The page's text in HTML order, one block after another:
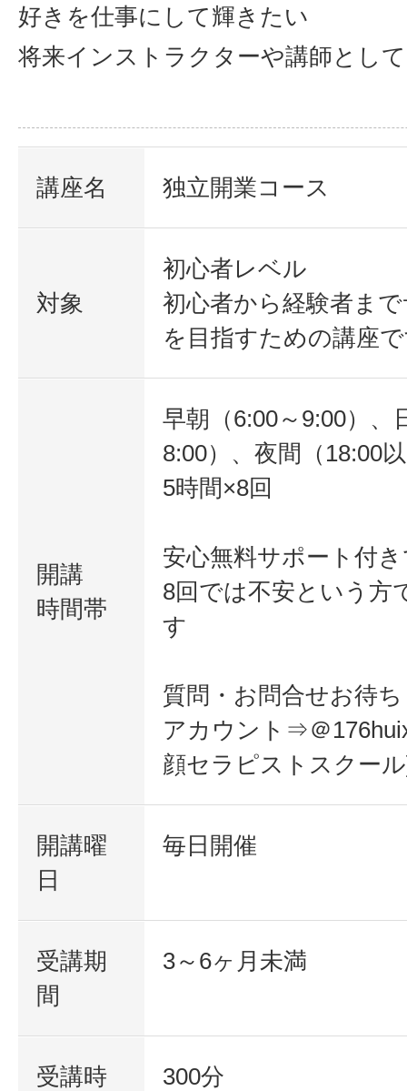
好きを仕事にして輝きたい
将来インストラクターや講師とし
講座名 独立開業コース
対象
初心者レベル
初心者から経験者ま
を目指すための講座
開講
時間帯
早朝（6:00～9:00）、
8:00）、夜間（18:00
5時間×8回
安心無料サポート付
8回では不安という方
す
質問・お問合せお待
アカウント⇒＠
顔セラピストスクー
開講曜
日
毎日開催
受講期
間
3～6ヶ月未満
受講時
300分